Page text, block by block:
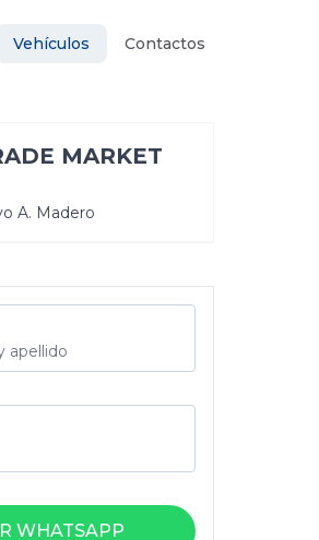
Vehículos Contactos
MARKET
A. Madero
WHATSAPP